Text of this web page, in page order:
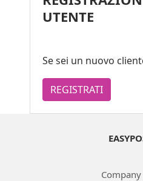
UTENTE
Se sei un nuovo
REGISTRATI